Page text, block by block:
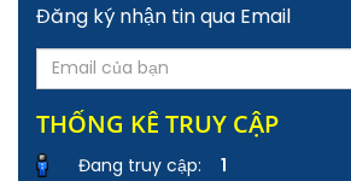
Đăng ký nhận tin qua Email
THỐNG KÊ TRUY CẬP
Đang truy cập:
1